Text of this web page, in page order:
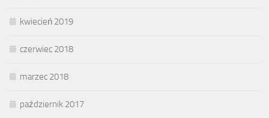
kwiecień 2019
czerwiec 2018
marzec 2018
październik 2017